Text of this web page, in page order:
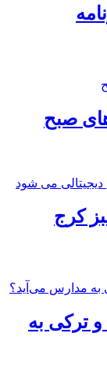
صبح
کرج
ترکی به